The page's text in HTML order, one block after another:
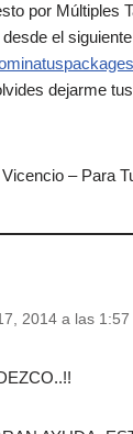
por Múltiples
el
dejarme
– Para
2014 a las 1:57